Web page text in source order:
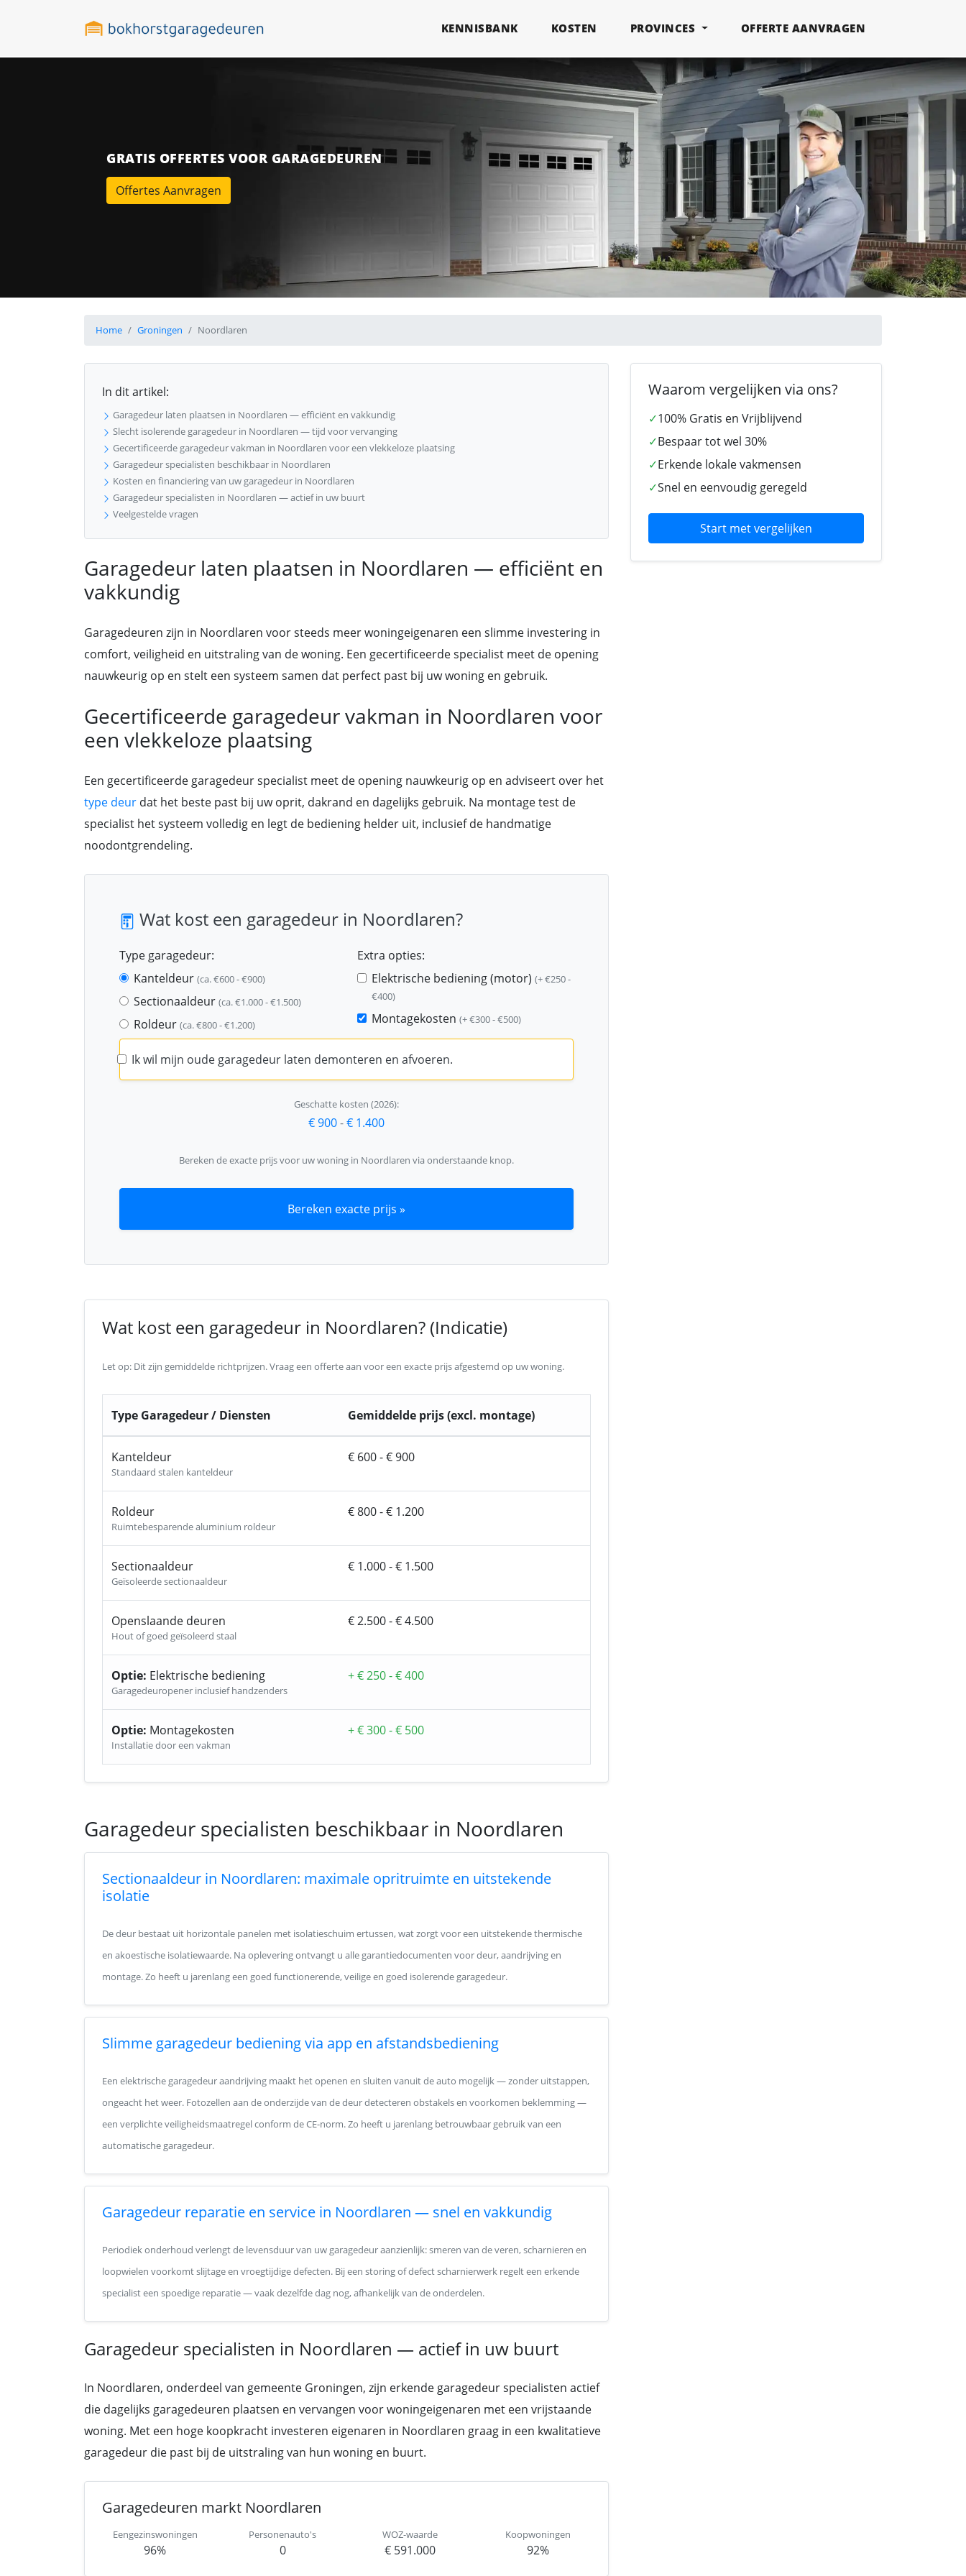
KENNISBANK KOSTEN PROVINCES OFFERTE AANVRAGEN
GRATIS OFFERTES VOOR GARAGEDEUREN
Offertes Aanvragen
Home Groningen Noordlaren
In dit artikel:
Garagedeur laten plaatsen in Noordlaren — efficiënt en vakkundig
Slecht isolerende garagedeur in Noordlaren — tijd voor vervanging
Gecertificeerde garagedeur vakman in Noordlaren voor een vlekkeloze plaatsing
Garagedeur specialisten beschikbaar in Noordlaren
Kosten en financiering van uw garagedeur in Noordlaren
Garagedeur specialisten in Noordlaren — actief in uw buurt
Veelgestelde vragen
Garagedeur laten plaatsen in Noordlaren — efficiënt en
vakkundig
Garagedeuren zijn in Noordlaren voor steeds meer woningeigenaren een slimme investering in
comfort, veiligheid en uitstraling van de woning. Een gecertificeerde specialist meet de opening
nauwkeurig op en stelt een systeem samen dat perfect past bij uw woning en gebruik.
Gecertificeerde garagedeur vakman in Noordlaren voor
een vlekkeloze plaatsing
Een gecertificeerde garagedeur specialist meet de opening nauwkeurig op en adviseert over het
type deur dat het beste past bij uw oprit, dakrand en dagelijks gebruik. Na montage test de
specialist het systeem volledig en legt de bediening helder uit, inclusief de handmatige
noodontgrendeling.
Wat kost een garagedeur in Noordlaren?
Type garagedeur:
Kanteldeur (ca. €600 - €900)
Sectionaaldeur (ca. €1.000 - €1.500)
Roldeur (ca. €800 - €1.200)
Extra opties:
Elektrische bediening (motor) (+ €250 -
€400)
Montagekosten (+ €300 - €500)
Ik wil mijn oude garagedeur laten demonteren en afvoeren.
Geschatte kosten (2026):
€ 900-€ 1.400
Bereken de exacte prijs voor uw woning in Noordlaren via onderstaande knop.
Bereken exacte prijs »
Wat kost een garagedeur in Noordlaren? (Indicatie)
Let op: Dit zijn gemiddelde richtprijzen. Vraag een offerte aan voor een exacte prijs afgestemd op uw woning.
Type Garagedeur / Diensten Gemiddelde prijs (excl. montage)
Kanteldeur
Standaard stalen kanteldeur
€ 600 - € 900
Roldeur
Ruimtebesparende aluminium roldeur
€ 800 - € 1.200
Sectionaaldeur
Geïsoleerde sectionaaldeur
€ 1.000 - € 1.500
Openslaande deuren
Hout of goed geïsoleerd staal
€ 2.500 - € 4.500
Optie: Elektrische bediening
Garagedeuropener inclusief handzenders
+ € 250 - € 400
Optie: Montagekosten
Installatie door een vakman
+ € 300 - € 500
Garagedeur specialisten beschikbaar in Noordlaren
Sectionaaldeur in Noordlaren: maximale opritruimte en uitstekende
isolatie
De deur bestaat uit horizontale panelen met isolatieschuim ertussen, wat zorgt voor een uitstekende thermische
en akoestische isolatiewaarde. Na oplevering ontvangt u alle garantiedocumenten voor deur, aandrijving en
montage. Zo heeft u jarenlang een goed functionerende, veilige en goed isolerende garagedeur.
Slimme garagedeur bediening via app en afstandsbediening
Een elektrische garagedeur aandrijving maakt het openen en sluiten vanuit de auto mogelijk — zonder uitstappen,
ongeacht het weer. Fotozellen aan de onderzijde van de deur detecteren obstakels en voorkomen beklemming —
een verplichte veiligheidsmaatregel conform de CE-norm. Zo heeft u jarenlang betrouwbaar gebruik van een
automatische garagedeur.
Garagedeur reparatie en service in Noordlaren — snel en vakkundig
Periodiek onderhoud verlengt de levensduur van uw garagedeur aanzienlijk: smeren van de veren, scharnieren en
loopwielen voorkomt slijtage en vroegtijdige defecten. Bij een storing of defect scharnierwerk regelt een erkende
specialist een spoedige reparatie — vaak dezelfde dag nog, afhankelijk van de onderdelen.
Garagedeur specialisten in Noordlaren — actief in uw buurt
In Noordlaren, onderdeel van gemeente Groningen, zijn erkende garagedeur specialisten actief
die dagelijks garagedeuren plaatsen en vervangen voor woningeigenaren met een vrijstaande
woning. Met een hoge koopkracht investeren eigenaren in Noordlaren graag in een kwalitatieve
garagedeur die past bij de uitstraling van hun woning en buurt.
Garagedeuren markt Noordlaren
Eengezinswoningen
96%
Personenauto's
0
WOZ-waarde
€ 591.000
Koopwoningen
92%
Waarom vergelijken via ons?
✓100% Gratis en Vrijblijvend
✓Bespaar tot wel 30%
✓Erkende lokale vakmensen
✓Snel en eenvoudig geregeld
Start met vergelijken